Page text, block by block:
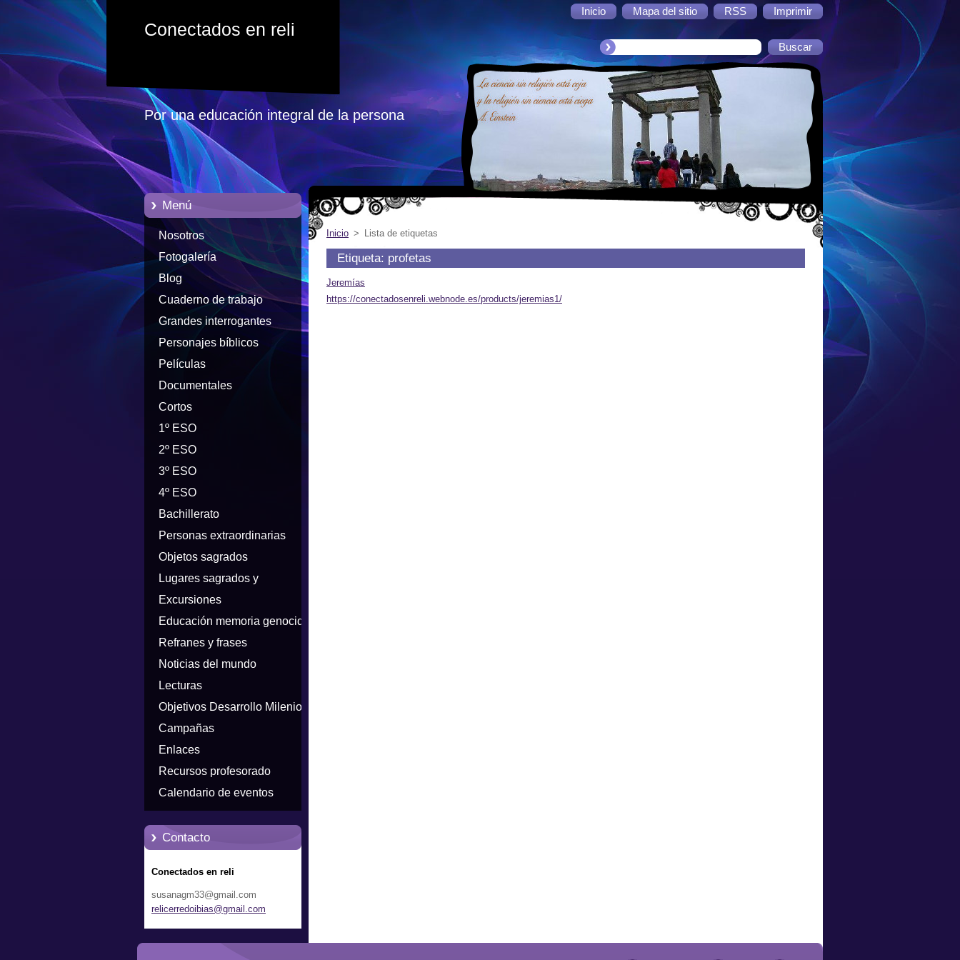
Inicio Mapa del sitio RSS Imprimir
Conectados en reli
Por una educación integral de la persona
Menú
Nosotros
Fotogalería
Blog
Cuaderno de trabajo
Grandes interrogantes
Personajes bíblicos
Películas
Documentales
Cortos
1º ESO
2º ESO
3º ESO
4º ESO
Bachillerato
Personas extraordinarias
Objetos sagrados
Lugares sagrados y
peregrinaciones
Excursiones
Educación memoria genocidios
Refranes y frases
Noticias del mundo
Lecturas
Objetivos Desarrollo Milenio
Campañas
Enlaces
Recursos profesorado
Calendario de eventos
Contacto
Conectados en reli
susanagm33@gmail.com
relicerredoibias@gmail.com
Inicio > Lista de etiquetas
Etiqueta: profetas
Jeremías
https://conectadosenreli.webnode.es/products/jeremias1/